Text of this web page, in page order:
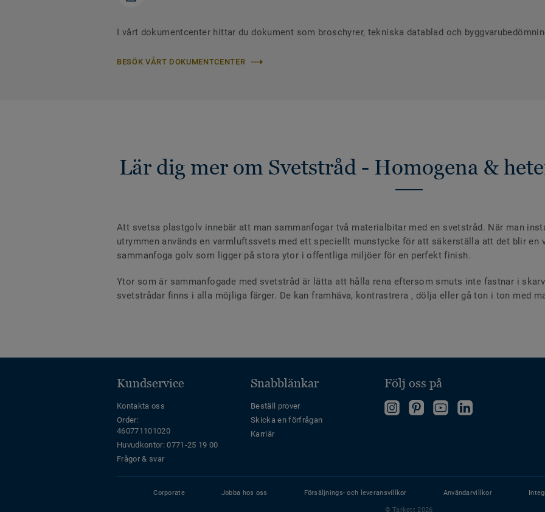
I vårt dokumentcenter hittar du dokument som broschyrer, tekniska datablad och
BESÖK VÅRT DOKUMENTCENTER
Lär dig mer om Svetstråd - Homogena &
Att svetsa plastgolv innebär att man sammanfogar två materialbitar med en svetstråd. När man
utrymmen används en varmluftssvets med ett speciellt munstycke för att säkerställa att det blir en
sammanfoga golv som ligger på stora ytor i offentliga miljöer för en perfekt finish.
Ytor som är sammanfogade med svetstråd är lätta att hålla rena eftersom smuts inte fastnar i
svetstrådar finns i alla möjliga färger. De kan framhäva, kontrastrera , dölja eller gå ton i ton med
Kundservice
Kontakta oss
Order:
460771101020
Huvudkontor: 0771-25 19 00
Frågor & svar
Snabblänkar
Beställ prover
Skicka en förfrågan
Karriär
Följ oss på
"FöljFollowFollowFollow
Corporate Jobba hos oss Försäljnings- och leveransvillkor Användarvillkor
© Tarkett 2026